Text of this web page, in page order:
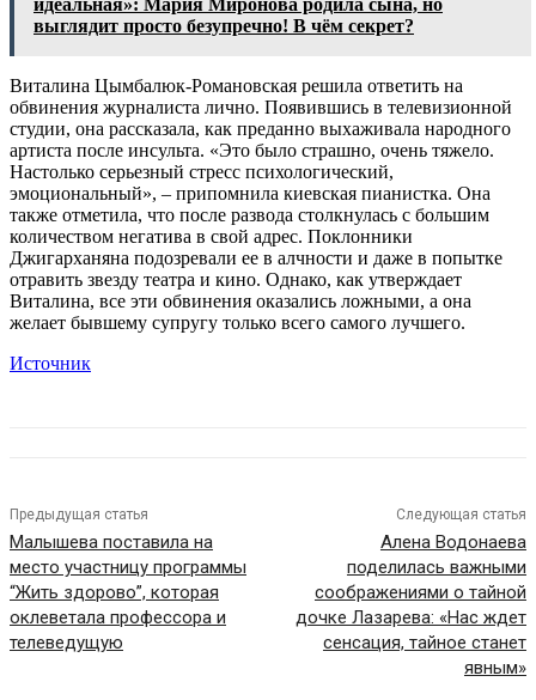
идеальная»: Мария Миронова родила сына, но
выглядит просто безупречно! В чём секрет?
Виталина Цымбалюк-Романовская решила ответить на
обвинения журналиста лично. Появившись в телевизионной
студии, она рассказала, как преданно выхаживала народного
артиста после инсульта. «Это было страшно, очень тяжело.
Настолько серьезный стресс психологический,
эмоциональный», – припомнила киевская пианистка. Она
также отметила, что после развода столкнулась с большим
количеством негатива в свой адрес. Поклонники
Джигарханяна подозревали ее в алчности и даже в попытке
отравить звезду театра и кино. Однако, как утверждает
Виталина, все эти обвинения оказались ложными, а она
желает бывшему супругу только всего самого лучшего.
Источник
Предыдущая статья
Малышева поставила на
место участницу программы
“Жить здорово”, которая
оклеветала профессора и
телеведущую
Следующая статья
Алена Водонаева
поделилась важными
соображениями о тайной
дочке Лазарева: «Нас ждет
сенсация, тайное станет
явным»